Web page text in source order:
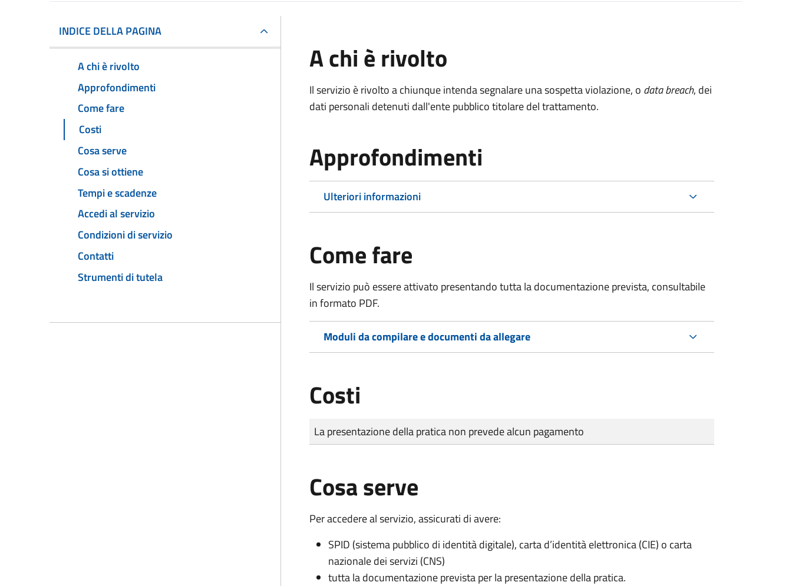
INDICE DELLA PAGINA
A chi è rivolto
Approfondimenti
Come fare
Costi
Cosa serve
Cosa si ottiene
Tempi e scadenze
Accedi al servizio
Condizioni di servizio
Contatti
Strumenti di tutela
A chi è rivolto
Il servizio è rivolto a chiunque intenda segnalare una sospetta violazione, o data breach, dei
dati personali detenuti dall'ente pubblico titolare del trattamento.
Approfondimenti
Ulteriori informazioni
Come fare
Il servizio può essere attivato presentando tutta la documentazione prevista, consultabile
in formato PDF.
Moduli da compilare e documenti da allegare
Costi
Tipo di pagamento
Importo
La presentazione della pratica non prevede alcun pagamento
Cosa serve
Per accedere al servizio, assicurati di avere:
SPID (sistema pubblico di identità digitale), carta d’identità elettronica (CIE) o carta
nazionale dei servizi (CNS)
tutta la documentazione prevista per la presentazione della pratica.